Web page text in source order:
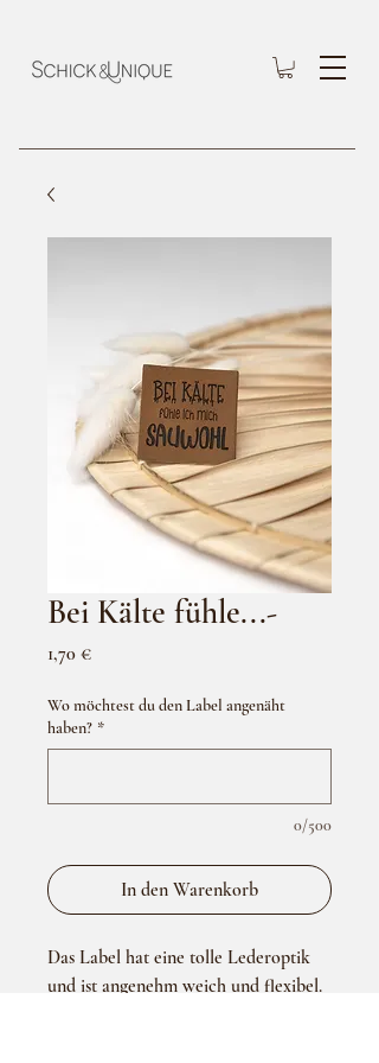
Bei Kälte fühle...-
1,70 €Preis
Wo möchtest du den Label angenäht
haben? *
0/500
In den Warenkorb
Das Label hat eine tolle Lederoptik
und ist angenehm weich und flexibel.